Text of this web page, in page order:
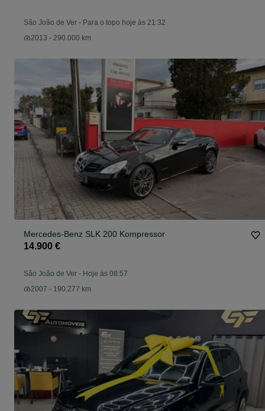
São João de Ver - Para o topo hoje às 21:32
2013 - 290.000 km
Mercedes-Benz SLK 200 Kompressor
14.900 €
São João de Ver - Hoje às 08:57
2007 - 190.277 km